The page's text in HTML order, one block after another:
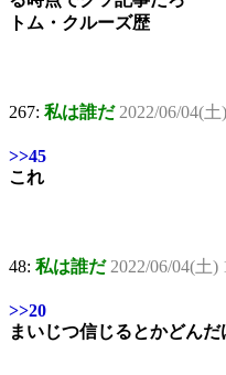
トム・クルーズ歴
267: 私は誰だ 2022/06/04(
>>45
これ
48: 私は誰だ 2022/06/04(土)
>>20
まいじつ信じるとかどん